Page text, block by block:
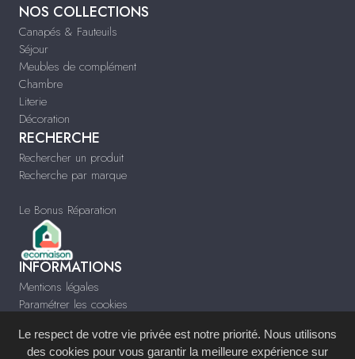
NOS COLLECTIONS
Canapés & Fauteuils
Séjour
Meubles de complément
Chambre
Literie
Décoration
RECHERCHE
Rechercher un produit
Recherche par marque
Le Bonus Réparation
INFORMATIONS
Mentions légales
Paramétrer les cookies
www.arcimeubles.com
Le respect de votre vie privée est notre priorité. Nous utilisons
des cookies pour vous garantir la meilleure expérience sur